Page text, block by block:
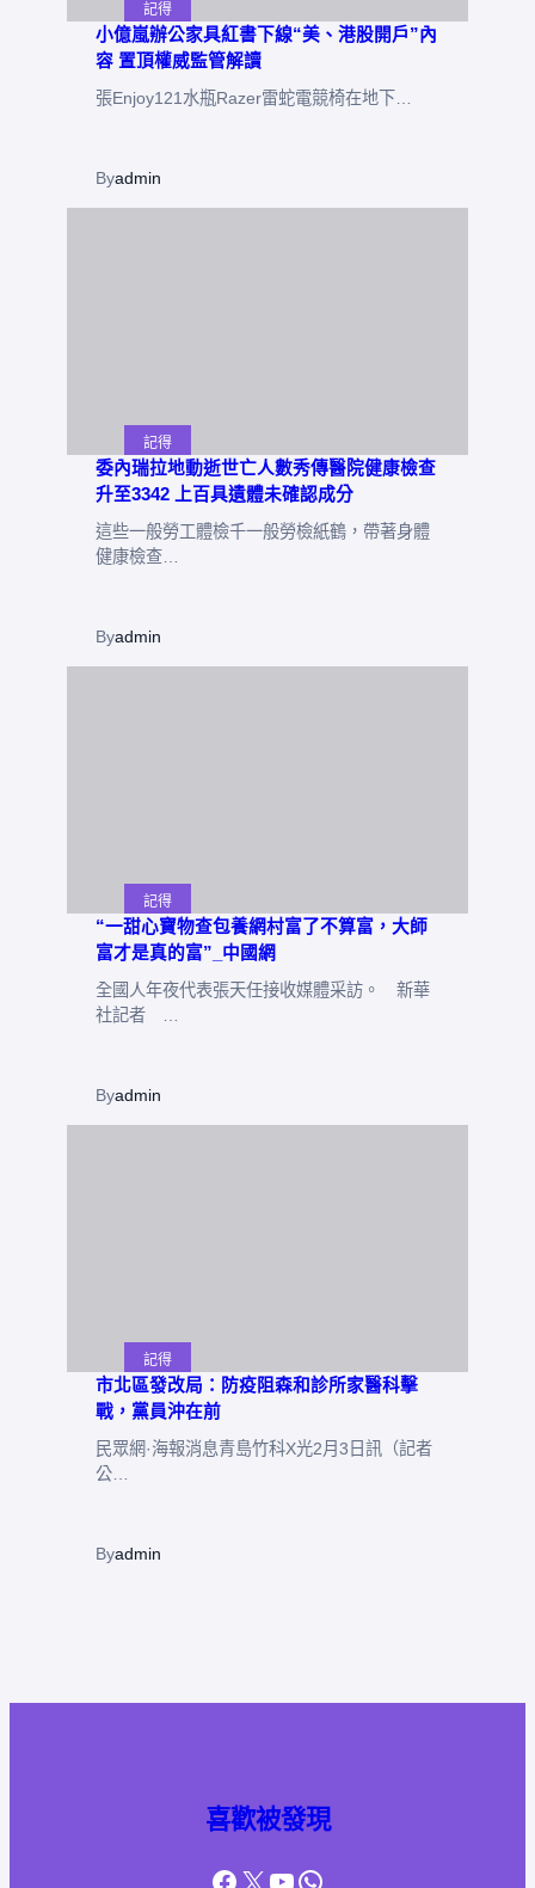
記得
小億嵐辦公家具紅書下線“美、港股開戶”內
容 置頂權威監管解讀
張Enjoy121水瓶Razer雷蛇電競椅在地下…
Byadmin
記得
委內瑞拉地動逝世亡人數秀傳醫院健康檢查
升至3342 上百具遺體未確認成分
這些一般勞工體檢千一般勞檢紙鶴，帶著身體
健康檢查…
Byadmin
記得
“一甜心寶物查包養網村富了不算富，大師
富才是真的富”_中國網
全國人年夜代表張天任接收媒體采訪。 新華
社記者 …
Byadmin
記得
市北區發改局：防疫阻森和診所家醫科擊
戰，黨員沖在前
民眾網·海報消息青島竹科X光2月3日訊（記者
公…
Byadmin
喜歡被發現
Facebook
X YouTube
WhatsApp